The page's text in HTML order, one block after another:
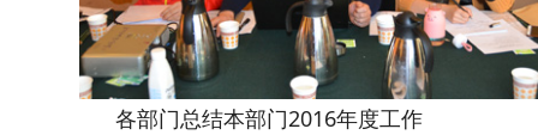
各部门总结本部门2016年度工作